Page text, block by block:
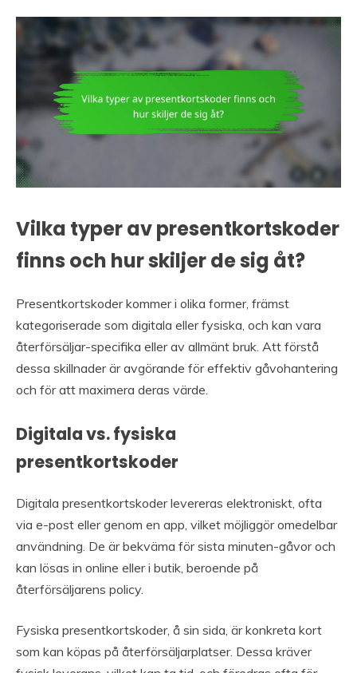
Vilka typer av presentkortskoder
finns och hur skiljer de sig åt?
Presentkortskoder kommer i olika former, främst
kategoriserade som digitala eller fysiska, och kan vara
återförsäljar-specifika eller av allmänt bruk. Att förstå
dessa skillnader är avgörande för effektiv gåvohantering
och för att maximera deras värde.
Digitala vs. fysiska
presentkortskoder
Digitala presentkortskoder levereras elektroniskt, ofta
via e-post eller genom en app, vilket möjliggör omedelbar
användning. De är bekväma för sista minuten-gåvor och
kan lösas in online eller i butik, beroende på
återförsäljarens policy.
Fysiska presentkortskoder, å sin sida, är konkreta kort
som kan köpas på återförsäljarplatser. Dessa kräver